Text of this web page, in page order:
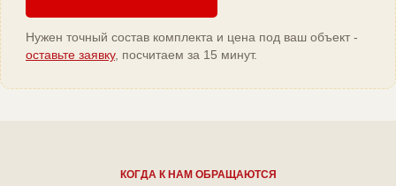
Нужен точный состав комплекта и цена под ваш объект -
оставьте заявку, посчитаем за 15 минут.
КОГДА К НАМ ОБРАЩАЮТСЯ